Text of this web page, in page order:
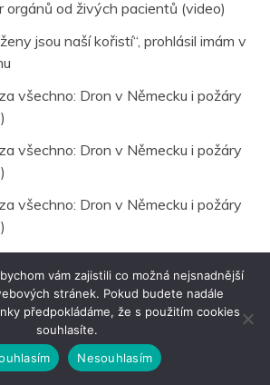
orgánů od živých pacientů (video)
jsou naší kořistí“, prohlásil imám v
všechno: Dron v Německu i požáry
všechno: Dron v Německu i požáry
všechno: Dron v Německu i požáry
vám zajistili co možná nejsnadnější
stránek. Pokud budete nadále
předpokládáme, že s použitím cookies
souhlasíte.
Nesouhlasím